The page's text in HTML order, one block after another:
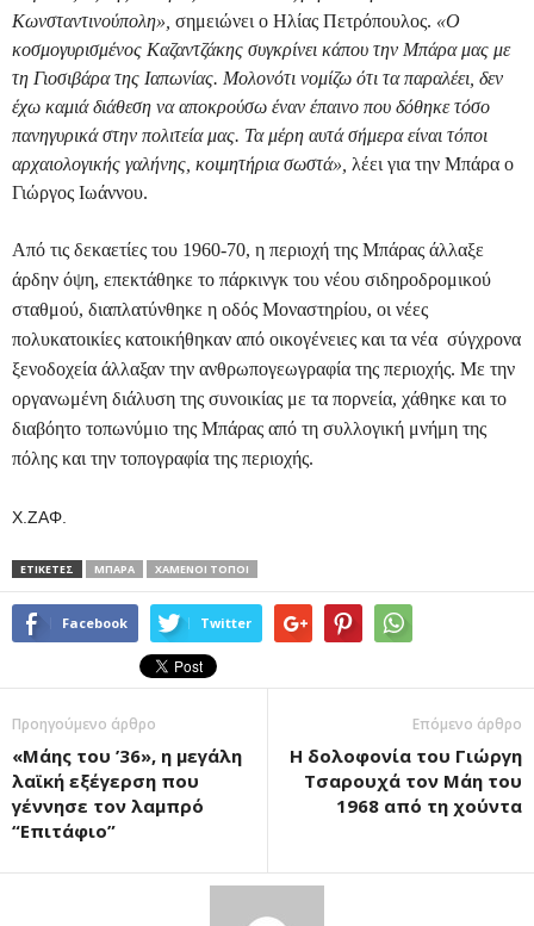
Κωνσταντινούπολη», σημειώνει ο Ηλίας Πετρόπουλος. «Ο
κοσμογυρισμένος Καζαντζάκης συγκρίνει κάπου την Μπάρα μας με
τη Γιοσιβάρα της Ιαπωνίας. Μολονότι νομίζω ότι τα παραλέει, δεν
έχω καμιά διάθεση να αποκρούσω έναν έπαινο που δόθηκε τόσο
πανηγυρικά στην πολιτεία μας. Τα μέρη αυτά σήμερα είναι τόποι
αρχαιολογικής γαλήνης, κοιμητήρια σωστά», λέει για την Μπάρα ο
Γιώργος Ιωάννου.
Από τις δεκαετίες του 1960-70, η περιοχή της Μπάρας άλλαξε
άρδην όψη, επεκτάθηκε το πάρκινγκ του νέου σιδηροδρομικού
σταθμού, διαπλατύνθηκε η οδός Μοναστηρίου, οι νέες
πολυκατοικίες κατοικήθηκαν από οικογένειες και τα νέα σύγχρονα
ξενοδοχεία άλλαξαν την ανθρωπογεωγραφία της περιοχής. Με την
οργανωμένη διάλυση της συνοικίας με τα πορνεία, χάθηκε και το
διαβόητο τοπωνύμιο της Μπάρας από τη συλλογική μνήμη της
πόλης και την τοπογραφία της περιοχής.
Χ.ΖΑΦ.
ΕΤΙΚΕΤΕΣ ΜΠΆΡΑ ΧΑΜΈΝΟΙ ΤΌΠΟΙ
Facebook Twitter
Προηγούμενο άρθρο
«Μάης του ’36», η μεγάλη
λαϊκή εξέγερση που
γέννησε τον λαμπρό
“Επιτάφιο”
Επόμενο άρθρο
Η δολοφονία του Γιώργη
Τσαρουχά τον Μάη του
1968 από τη χούντα